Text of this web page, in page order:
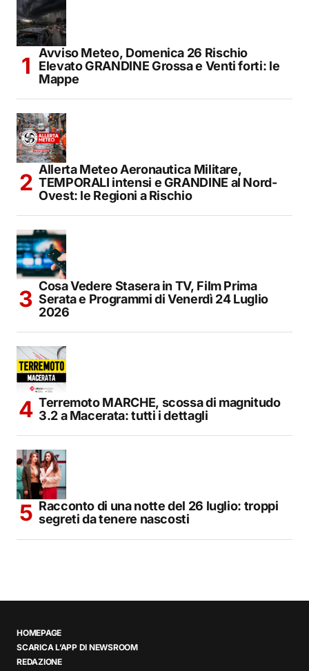
Avviso Meteo, Domenica 26 Rischio
Elevato GRANDINE Grossa e Venti forti: le
Mappe
Allerta Meteo Aeronautica Militare,
TEMPORALI intensi e GRANDINE al Nord-
Ovest: le Regioni a Rischio
Cosa Vedere Stasera in TV, Film Prima
Serata e Programmi di Venerdì 24 Luglio
2026
Terremoto MARCHE, scossa di magnitudo
3.2 a Macerata: tutti i dettagli
Racconto di una notte del 26 luglio: troppi
segreti da tenere nascosti
HOMEPAGE
SCARICA L’APP DI NEWSROOM
REDAZIONE